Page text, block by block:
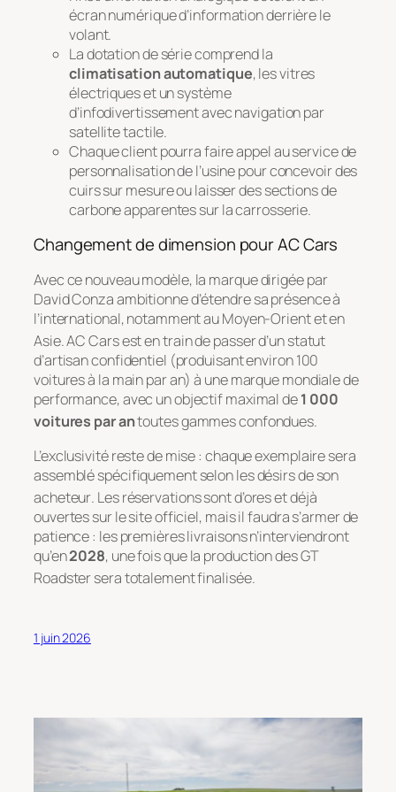
écran numérique d’information derrière le
volant.
La dotation de série comprend la
climatisation automatique, les vitres
électriques et un système
d’infodivertissement avec navigation par
satellite tactile.
Chaque client pourra faire appel au service de
personnalisation de l’usine pour concevoir des
cuirs sur mesure ou laisser des sections de
carbone apparentes sur la carrosserie.
Changement de dimension pour AC Cars
Avec ce nouveau modèle, la marque dirigée par
David Conza ambitionne d’étendre sa présence à
l’international, notamment au Moyen-Orient et en
Asie. AC Cars est en train de passer d’un statut
d’artisan confidentiel (produisant environ 100
voitures à la main par an) à une marque mondiale de
performance, avec un objectif maximal de1 000
voitures par antoutes gammes confondues.
L’exclusivité reste de mise : chaque exemplaire sera
assemblé spécifiquement selon les désirs de son
acheteur. Les réservations sont d’ores et déjà
ouvertes sur le site officiel, mais il faudra s’armer de
patience : les premières livraisons n’interviendront
qu’en2028, une fois que la production des GT
Roadster sera totalement finalisée.
1 juin 2026